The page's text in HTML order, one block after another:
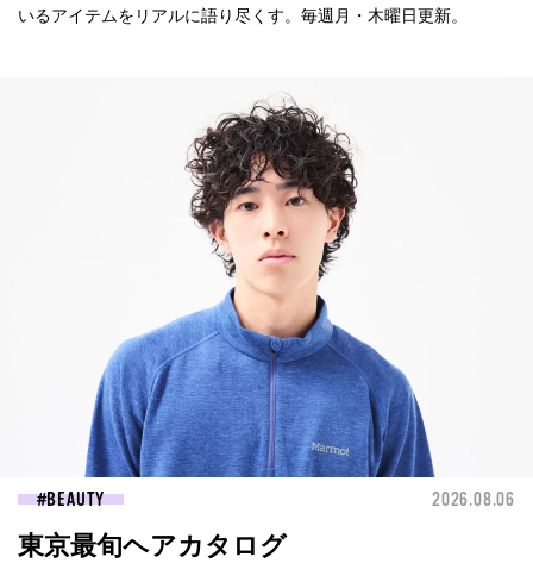
いるアイテムをリアルに語り尽くす。毎週月・木曜日更新。
BEAUTY 2026.08.06
東京最旬ヘアカタログ